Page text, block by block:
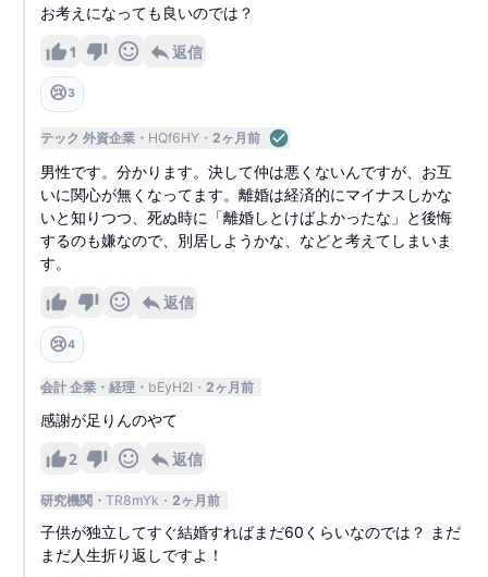
お考えになっても良いのでは？
1 返信
😢3
テック 外資企業 HQf6HY 2ヶ月前
男性です。分かります。決して仲は悪くないんですが、お互
いに関心が無くなってます。離婚は経済的にマイナスしかな
いと知りつつ、死ぬ時に「離婚しとけばよかったな」と後悔
するのも嫌なので、別居しようかな、などと考えてしまいま
す。
返信
😢4
会計 企業 経理 bEyH2I 2ヶ月前
感謝が足りんのやて
2 返信
研究機関 TR8mYk 2ヶ月前
子供が独立してすぐ結婚すればまだ60くらいなのでは？ まだ
まだ人生折り返しですよ！